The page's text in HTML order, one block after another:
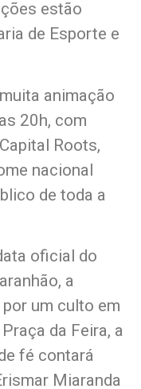
estão
de Esporte e
animação
20h, com
Roots,
nacional
de toda a
oficial do
a
um culto em
da Feira, a
fé contará
Miaranda